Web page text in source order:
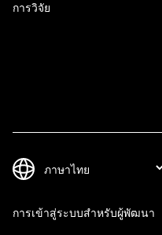
การวิจัย
การเข้าสู่ระบบสำหรับผู้พัฒนา